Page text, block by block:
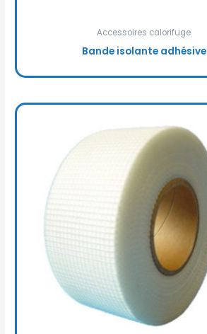
Accessoires calorifuge
Bande isolante adhésive